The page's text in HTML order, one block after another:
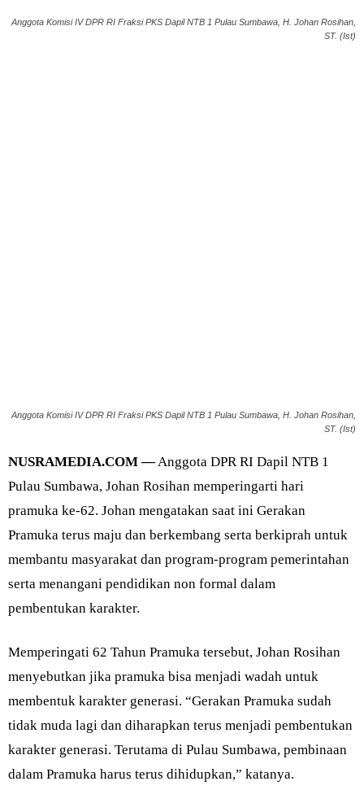
Anggota Komisi IV DPR RI Fraksi PKS Dapil NTB 1 Pulau Sumbawa, H. Johan Rosihan,
ST. (Ist)
Anggota Komisi IV DPR RI Fraksi PKS Dapil NTB 1 Pulau Sumbawa, H. Johan Rosihan,
ST. (Ist)
NUSRAMEDIA.COM —Anggota DPR RI Dapil NTB 1
Pulau Sumbawa, Johan Rosihan memperingarti hari
pramuka ke-62. Johan mengatakan saat ini Gerakan
Pramuka terus maju dan berkembang serta berkiprah untuk
membantu masyarakat dan program-program pemerintahan
serta menangani pendidikan non formal dalam
pembentukan karakter.
Memperingati 62 Tahun Pramuka tersebut, Johan Rosihan
menyebutkan jika pramuka bisa menjadi wadah untuk
membentuk karakter generasi. “Gerakan Pramuka sudah
tidak muda lagi dan diharapkan terus menjadi pembentukan
karakter generasi. Terutama di Pulau Sumbawa, pembinaan
dalam Pramuka harus terus dihidupkan,” katanya.